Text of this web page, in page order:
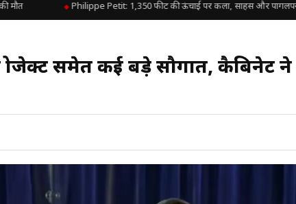
Philippe Petit: 1,350 फीट की ऊंचाई पर कला, साहस और
प्रोजेक्ट समेत कई बड़े सौगात, कैबिनेट